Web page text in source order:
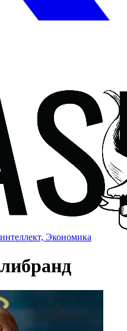
Экономика